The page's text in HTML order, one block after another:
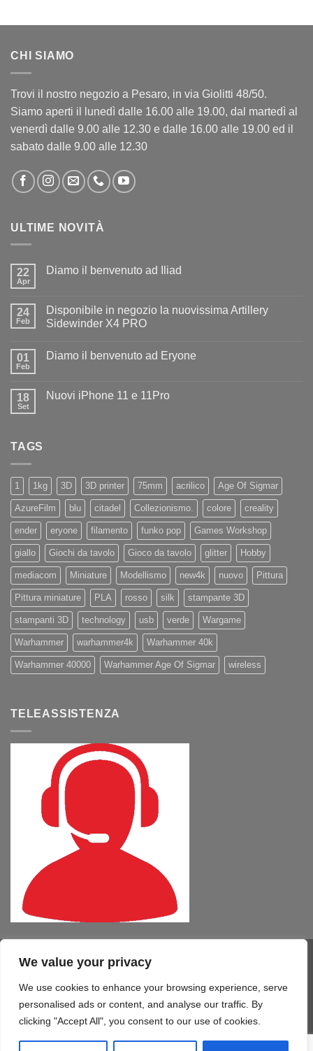
We value your privacy
We use cookies to enhance your browsing experience, serve
personalised ads or content, and analyse our traffic. By
clicking "Accept All", you consent to our use of cookies.
CHI SIAMO
Trovi il nostro negozio a Pesaro, in via Giolitti 48/50.
Siamo aperti il lunedì dalle 16.00 alle 19.00, dal martedì al
venerdì dalle 9.00 alle 12.30 e dalle 16.00 alle 19.00 ed il
sabato dalle 9.00 alle 12.30
ULTIME NOVITÀ
22
Apr
Diamo il benvenuto ad Iliad
Diamo
il
benvenuto
24
Feb
Disponibile in negozio la nuovissima Artillery
Sidewinder X4 PRO
su
la
nuovissima
01
Feb
Diamo il benvenuto ad Eryone
Diamo
18
Set
Nuovi iPhone 11 e 11Pro
TAGS
1 1kg 3D 3D printer 75mm acrilico Age Of Sigmar
AzureFilm blu citadel Collezionismo. colore creality
ender eryone filamento funko pop Games Workshop
giallo Giochi da tavolo Gioco da tavolo glitter Hobby
mediacom Miniature Modellismo new4k nuovo Pittura
Pittura miniature PLA rosso silk stampante 3D
stampanti 3D technology usb verde Wargame
Warhammer warhammer4k Warhammer 40k
Warhammer 40000 Warhammer Age Of Sigmar wireless
TELEASSISTENZA
Visa PayPal MasterCard
Delivery
COMPUTER – TABLET – SMARTPHONE SOFTWARE
SERVIZI
Copyright 2026 ©Mono Informatica S.r.l.c.r.